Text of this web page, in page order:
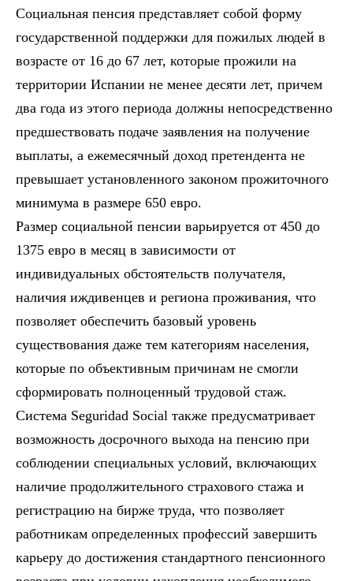
Социальная пенсия представляет собой форму
государственной поддержки для пожилых людей в
возрасте от 16 до 67 лет, которые прожили на
территории Испании не менее десяти лет, причем
два года из этого периода должны непосредственно
предшествовать подаче заявления на получение
выплаты, а ежемесячный доход претендента не
превышает установленного законом прожиточного
минимума в размере 650 евро.
Размер социальной пенсии варьируется от 450 до
1375 евро в месяц в зависимости от
индивидуальных обстоятельств получателя,
наличия иждивенцев и региона проживания, что
позволяет обеспечить базовый уровень
существования даже тем категориям населения,
которые по объективным причинам не смогли
сформировать полноценный трудовой стаж.
Система Seguridad Social также предусматривает
возможность досрочного выхода на пенсию при
соблюдении специальных условий, включающих
наличие продолжительного страхового стажа и
регистрацию на бирже труда, что позволяет
работникам определенных профессий завершить
карьеру до достижения стандартного пенсионного